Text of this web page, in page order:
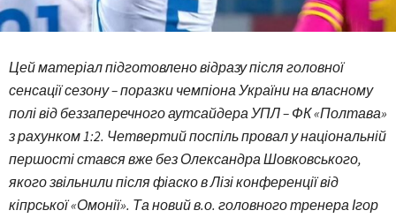
Цей матеріал підготовлено відразу після головної
сенсації сезону – поразки чемпіона України на власному
полі від беззаперечного аутсайдера УПЛ – ФК «Полтава»
з рахунком 1:2. Четвертий поспіль провал у національній
першості стався вже без Олександра Шовковського,
якого звільнили після фіаско в Лізі конференції від
кіпрської «Омонії». Та новий в.о. головного тренера Ігор